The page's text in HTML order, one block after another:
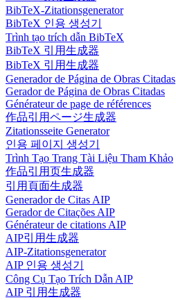
BibTeX-Zitationsgenerator
BibTeX 인용 생성기
Trình tạo trích dẫn BibTeX
BibTeX 引用生成器
BibTeX 引用生成器
Generador de Página de Obras Citadas
Gerador de Página de Obras Citadas
Générateur de page de références
作品引用ページ生成器
Zitationsseite Generator
인용 페이지 생성기
Trình Tạo Trang Tài Liệu Tham Khảo
作品引用页生成器
引用頁面生成器
Generador de Citas AIP
Gerador de Citações AIP
Générateur de citations AIP
AIP引用生成器
AIP-Zitationsgenerator
AIP 인용 생성기
Công Cụ Tạo Trích Dẫn AIP
AIP 引用生成器